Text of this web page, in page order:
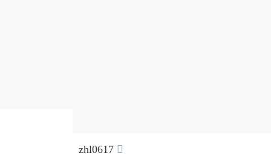
zhl0617 